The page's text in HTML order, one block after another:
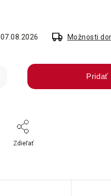
07.08.2026 Možnosti
Pridať
Zdieľať